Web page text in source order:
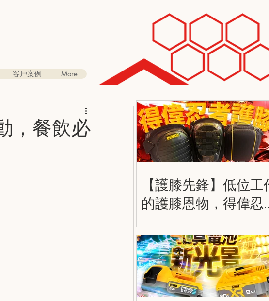
客戶案例 More
，餐飲必
【護膝先鋒】低位工
的護膝恩物，得偉忍
護膝 DWST590012
DWST590013
DWST590014